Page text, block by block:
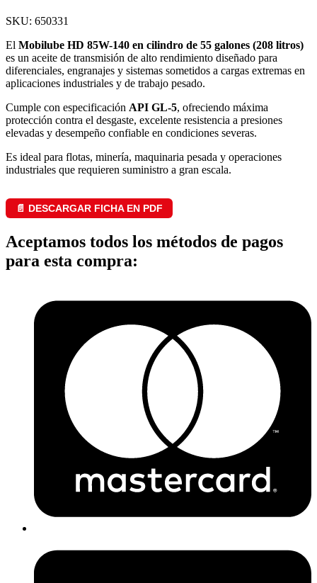
SKU: 650331
El Mobilube HD 85W-140 en cilindro de 55 galones (208 litros)
es un aceite de transmisión de alto rendimiento diseñado para
diferenciales, engranajes y sistemas sometidos a cargas extremas en
aplicaciones industriales y de trabajo pesado.
Cumple con especificación API GL-5, ofreciendo máxima
protección contra el desgaste, excelente resistencia a presiones
elevadas y desempeño confiable en condiciones severas.
Es ideal para flotas, minería, maquinaria pesada y operaciones
industriales que requieren suministro a gran escala.
📄 DESCARGAR FICHA EN PDF
Aceptamos todos los métodos de pagos
para esta compra: